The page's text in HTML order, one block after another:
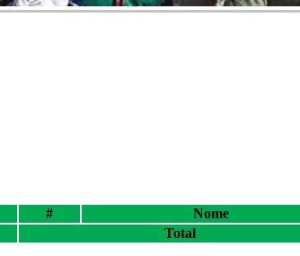
# Nome
Total